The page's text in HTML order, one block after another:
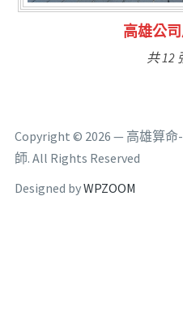
林
Copyright © 2026 — 高雄算
師. All Rights Reserved
Designed byWPZOOM